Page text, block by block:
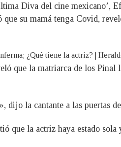
Diva del cine mexicano’,
su mamá tenga Covid,
que la matriarca de los Pinal
dijo la cantante a las puertas
que la actriz haya estado